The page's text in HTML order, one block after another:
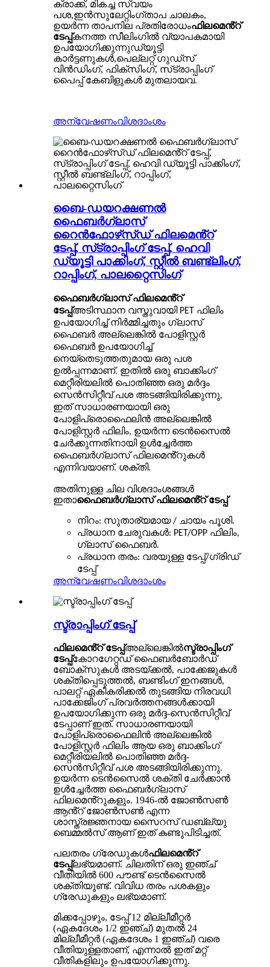
ക്രാക്ക്, മികച്ച സ്വയം
പശ,ഇൻസുലേറ്റിംഗ്താപ ചാലകം,
ഉയർന്ന താപനില പ്രതിരോധംഫിലമെൻ്റ്
ടേപ്പ്കനത്ത സീലിംഗിൽ വ്യാപകമായി
ഉപയോഗിക്കുന്നുഡ്യൂട്ടി
കാർട്ടണുകൾ,പെല്ലറ്റ് ഗുഡ്‌സ്
വിൻഡിംഗ്, ഫിക്‌സിംഗ്, സ്‌ട്രാപ്പിംഗ്
പൈപ്പ് കേബിളുകൾ മുതലായവ.
അന്വേഷണംവിശദാംശം
ബൈ-ഡയറക്ഷണൽ
ഫൈബർഗ്ലാസ്
റൈൻഫോഴ്‌സ്ഡ് ഫിലമെൻ്റ്
ടേപ്പ്, സ്‌ട്രാപ്പിംഗ് ടേപ്പ്, ഹെവി
ഡ്യൂട്ടി പാക്കിംഗ്, സ്റ്റീൽ ബണ്ട്ലിംഗ്,
റാപ്പിംഗ്, പാലറ്റൈസിംഗ്
ഫൈബർഗ്ലാസ് ഫിലമെൻ്റ്
ടേപ്പ്അടിസ്ഥാന വസ്തുവായി PET ഫിലിം
ഉപയോഗിച്ച് നിർമ്മിച്ചതും ഗ്ലാസ്
ഫൈബർ അല്ലെങ്കിൽ പോളിസ്റ്റർ
ഫൈബർ ഉപയോഗിച്ച്
നെയ്തെടുത്തതുമായ ഒരു പശ
ഉൽപ്പന്നമാണ്. ഇതിൽ ഒരു ബാക്കിംഗ്
മെറ്റീരിയലിൽ പൊതിഞ്ഞ ഒരു മർദ്ദം
സെൻസിറ്റീവ് പശ അടങ്ങിയിരിക്കുന്നു,
ഇത് സാധാരണയായി ഒരു
പോളിപ്രൊഫൈലിൻ അല്ലെങ്കിൽ
പോളിസ്റ്റർ ഫിലിം, ഉയർന്ന ടെൻസൈൽ
ചേർക്കുന്നതിനായി ഉൾച്ചേർത്ത
ഫൈബർഗ്ലാസ് ഫിലമെൻ്റുകൾ
എന്നിവയാണ്. ശക്തി.
അതിനുള്ള ചില വിശദാംശങ്ങൾ
ഇതാഫൈബർഗ്ലാസ് ഫിലമെൻ്റ് ടേപ്പ്
നിറം: സുതാര്യമായ / ചായം പൂശി.
പ്രധാന ചേരുവകൾ: PET/OPP ഫിലിം,
ഗ്ലാസ് ഫൈബർ.
പ്രധാന തരം: വരയുള്ള ടേപ്പ്/ഗ്രിഡ്
ടേപ്പ്
അന്വേഷണംവിശദാംശം
സ്ട്രാപ്പിംഗ് ടേപ്പ്
ഫിലമെൻ്റ് ടേപ്പ്അല്ലെങ്കിൽസ്ട്രാപ്പിംഗ്
ടേപ്പ്കോറഗേറ്റഡ് ഫൈബർബോർഡ്
ബോക്‌സുകൾ അടയ്ക്കൽ, പാക്കേജുകൾ
ശക്തിപ്പെടുത്തൽ, ബണ്ടിംഗ് ഇനങ്ങൾ,
പാലറ്റ് ഏകീകരിക്കൽ തുടങ്ങിയ നിരവധി
പാക്കേജിംഗ് പ്രവർത്തനങ്ങൾക്കായി
ഉപയോഗിക്കുന്ന ഒരു മർദ്ദ-സെൻസിറ്റീവ്
ടേപ്പാണ് ഇത്. സാധാരണയായി
പോളിപ്രൊഫൈലിൻ അല്ലെങ്കിൽ
പോളിസ്റ്റർ ഫിലിം ആയ ഒരു ബാക്കിംഗ്
മെറ്റീരിയലിൽ പൊതിഞ്ഞ മർദ്ദ-
സെൻസിറ്റീവ് പശ അടങ്ങിയിരിക്കുന്നു.
ഉയർന്ന ടെൻസൈൽ ശക്തി ചേർക്കാൻ
ഉൾച്ചേർത്ത ഫൈബർഗ്ലാസ്
ഫിലമെൻ്റുകളും. 1946-ൽ ജോൺസൺ
ആൻ്റ് ജോൺസൺ എന്ന
ശാസ്ത്രജ്ഞനായ സൈറസ് ഡബ്ല്യു
ബെമ്മൽസ് ആണ് ഇത് കണ്ടുപിടിച്ചത്.
പലതരം ഗ്രേഡുകൾഫിലമെൻ്റ്
ടേപ്പ്ലഭ്യമാണ്. ചിലതിന് ഒരു ഇഞ്ച്
വീതിയിൽ 600 പൗണ്ട് ടെൻസൈൽ
ശക്തിയുണ്ട്. വിവിധ തരം പശകളും
ഗ്രേഡുകളും ലഭ്യമാണ്.
മിക്കപ്പോഴും, ടേപ്പ് 12 മില്ലീമീറ്റർ
(ഏകദേശം 1/2 ഇഞ്ച്) മുതൽ 24
മില്ലീമീറ്റർ (ഏകദേശം 1 ഇഞ്ച്) വരെ
വീതിയുള്ളതാണ്, എന്നാൽ ഇത് മറ്റ്
വീതികളിലും ഉപയോഗിക്കുന്നു.